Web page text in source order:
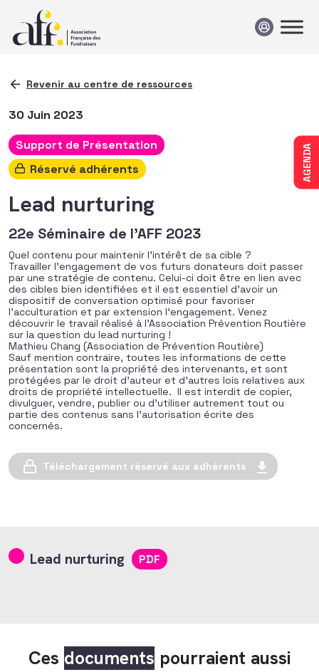
AGENDA
Revenir au centre de ressources
30 Juin 2023
Support de Présentation
Réservé adhérents
Lead nurturing
22e Séminaire de l’AFF 2023
Quel contenu pour maintenir l’intérêt de sa cible ?
Travailler l’engagement de vos futurs donateurs doit passer
par une stratégie de contenu. Celui-ci doit être en lien avec
des cibles bien identifiées et il est essentiel d’avoir un
dispositif de conversation optimisé pour favoriser
l’acculturation et par extension l’engagement. Venez
découvrir le travail réalisé à l’Association Prévention Routière
sur la question du lead nurturing !
Mathieu Chang (Association de Prévention Routière)
Sauf mention contraire, toutes les informations de cette
présentation sont la propriété des intervenants, et sont
protégées par le droit d’auteur et d’autres lois relatives aux
droits de propriété intellectuelle. Il est interdit de copier,
divulguer, vendre, publier ou d’utiliser autrement tout ou
partie des contenus sans l’autorisation écrite des
concernés.
Téléchargement réservé aux adhérents
Lead nurturing PDF
Ces documents pourraient aussi